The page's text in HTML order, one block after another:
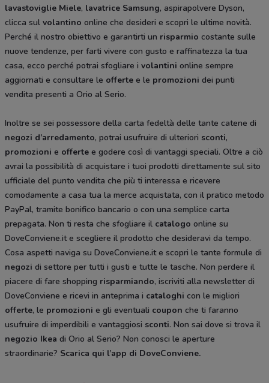
lavastoviglie Miele, lavatrice Samsung, aspirapolvere Dyson,
clicca sul volantino online che desideri e scopri le ultime novità.
Perché il nostro obiettivo e garantirti un risparmio costante sulle
nuove tendenze, per farti vivere con gusto e raffinatezza la tua
casa, ecco perché potrai sfogliare i volantini online sempre
aggiornati e consultare le offerte e le promozioni dei punti
vendita presenti a Orio al Serio.
Inoltre se sei possessore della carta fedeltà delle tante catene di
negozi d’arredamento, potrai usufruire di ulteriori sconti,
promozioni e offerte e godere così di vantaggi speciali. Oltre a ciò
avrai la possibilità di acquistare i tuoi prodotti direttamente sul sito
ufficiale del punto vendita che più ti interessa e ricevere
comodamente a casa tua la merce acquistata, con il pratico metodo
PayPal, tramite bonifico bancario o con una semplice carta
prepagata. Non ti resta che sfogliare il catalogo online su
DoveConviene.it e scegliere il prodotto che desideravi da tempo.
Cosa aspetti naviga su DoveConviene.it e scopri le tante formule di
negozi di settore per tutti i gusti e tutte le tasche. Non perdere il
piacere di fare shopping risparmiando, iscriviti alla newsletter di
DoveConviene e ricevi in anteprima i cataloghi con le migliori
offerte, le promozioni e gli eventuali coupon che ti faranno
usufruire di imperdibili e vantaggiosi sconti. Non sai dove si trova il
negozio Ikea di Orio al Serio? Non conosci le aperture
straordinarie? Scarica qui l’app di DoveConviene.